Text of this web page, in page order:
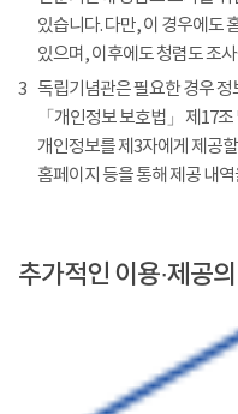
있습니다. 다만, 이 경우에도
있으며, 이후에도 청렴도 조
3 독립기념관은 필요한 경우
「개인정보 보호법」 제17
개인정보를 제3자에게 제공
홈페이지 등을 통해 제공 내
추가적인 이용·제공